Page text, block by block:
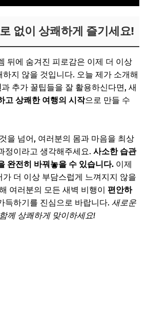
없이 상쾌하게 즐기세요!
뒤에 숨겨진 피로감은 이제 더 이상
지 않을 것입니다. 오늘 제가 소개해
과 추가 꿀팁들을 잘 활용하신다면, 새
고 상쾌한 여행의 시작으로 만들 수
을 넘어, 여러분의 몸과 마음을 최상
정이라고 생각해주세요. 사소한 습관
완전히 바꿔놓을 수 있습니다. 이제
더 이상 부담스럽게 느껴지지 않을
여러분의 모든 새벽 비행이 편안하
득하기를 진심으로 바랍니다. 새로운
께 상쾌하게 맞이하세요!